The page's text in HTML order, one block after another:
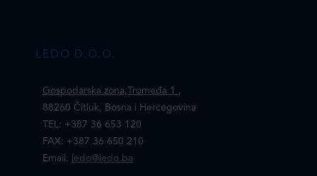
LEDO D.O.O.
Gospodarska zona,Tromeđa 1 ,
88260 Čitluk, Bosna i Hercegovina
TEL: +387 36 653 120
FAX: +387 36 650 210
Email:
ledo@ledo.ba